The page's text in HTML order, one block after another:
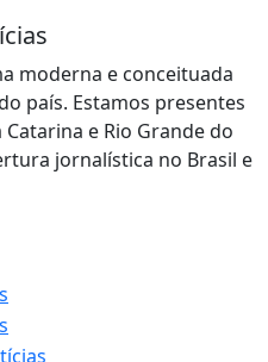
moderna e conceituada
país. Estamos presentes
e Rio Grande do
jornalística no Brasil e